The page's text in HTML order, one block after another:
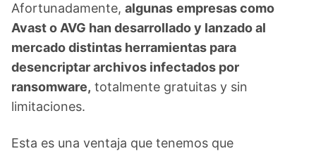
Afortunadamente, algunas empresas como
Avast o AVG han desarrollado y lanzado al
mercado distintas herramientas para
desencriptar archivos infectados por
ransomware, totalmente gratuitas y sin
limitaciones.
Esta es una ventaja que tenemos que